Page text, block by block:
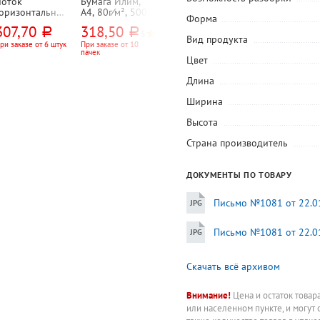
руб.
заказе от 6 штук
А4, 80г⁄м², 500л,
146%
318,50 руб.
При заказе от 10
пачек
Бюрократ,
"Стандарт",
глянцевая, с
перфорацией,
100шт,
прозрачная
288,15
При заказе от 20
пластик, Expert
"Классика
прозрачная,
При заказе от 20
Форма
Вид продукта
Цвет
Длина
Ширина
Высота
Страна производитель
ДОКУМЕНТЫ ПО ТОВАРУ
Письмо №1081 от
Письмо №1081 от
Скачать всё архивом
Внимание! Цена и остаток
или населенном пункте, и